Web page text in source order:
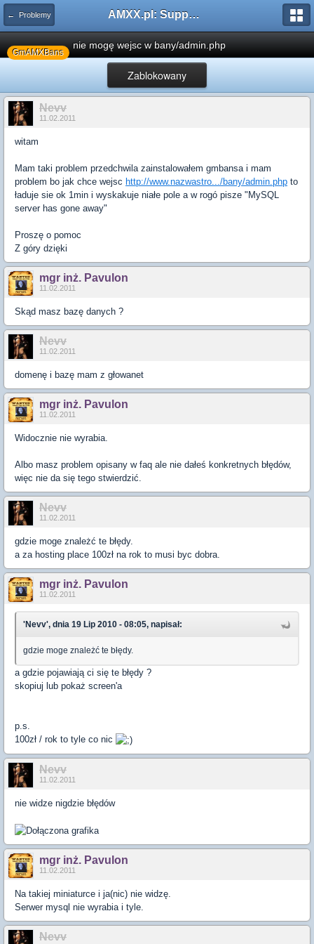
← Problemy AMXX.pl: Support AMX Mod X i SourceMod
GmAMXBans
nie mogę wejsc w bany/admin.php
Zablokowany
Nevv
11.02.2011
witam
Mam taki problem przedchwila zainstalowałem gmbansa i mam
problem bo jak chce wejsc http://www.nazwastro.../bany/admin.php to
ładuje sie ok 1min i wyskakuje niałe pole a w rogó pisze "MySQL
server has gone away"
Proszę o pomoc
Z góry dzięki
mgr inż. Pavulon
11.02.2011
Skąd masz bazę danych ?
Nevv
11.02.2011
domenę i bazę mam z głowanet
mgr inż. Pavulon
11.02.2011
Widocznie nie wyrabia.
Albo masz problem opisany w faq ale nie dałeś konkretnych błędów,
więc nie da się tego stwierdzić.
Nevv
11.02.2011
gdzie moge znależć te błędy.
a za hosting place 100zł na rok to musi byc dobra.
mgr inż. Pavulon
11.02.2011
'Nevv', dnia 19 Lip 2010 - 08:05, napisał:
gdzie moge znależć te błędy.
a gdzie pojawiają ci się te błędy ?
skopiuj lub pokaż screen'a
p.s.
100zł / rok to tyle co nic
Nevv
11.02.2011
nie widze nigdzie błędów
mgr inż. Pavulon
11.02.2011
Na takiej miniaturce i ja(nic) nie widzę.
Serwer mysql nie wyrabia i tyle.
Nevv